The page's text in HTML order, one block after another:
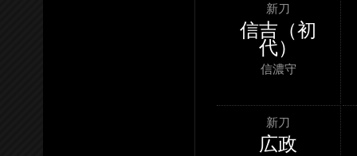
新刀
信吉（初
代）
信濃守
新刀
広政